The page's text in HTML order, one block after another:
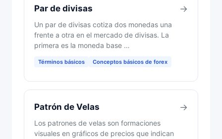
Par de divisas
Un par de divisas cotiza dos monedas una
frente a otra en el mercado de divisas. La
primera es la moneda base …
Términos básicos Conceptos básicos de forex
→
Patrón de Velas
Los patrones de velas son formaciones
visuales en gráficos de precios que indican
→